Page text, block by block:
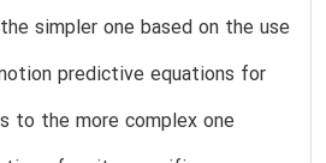
simpler one based on the use
predictive equations for
to the more complex one